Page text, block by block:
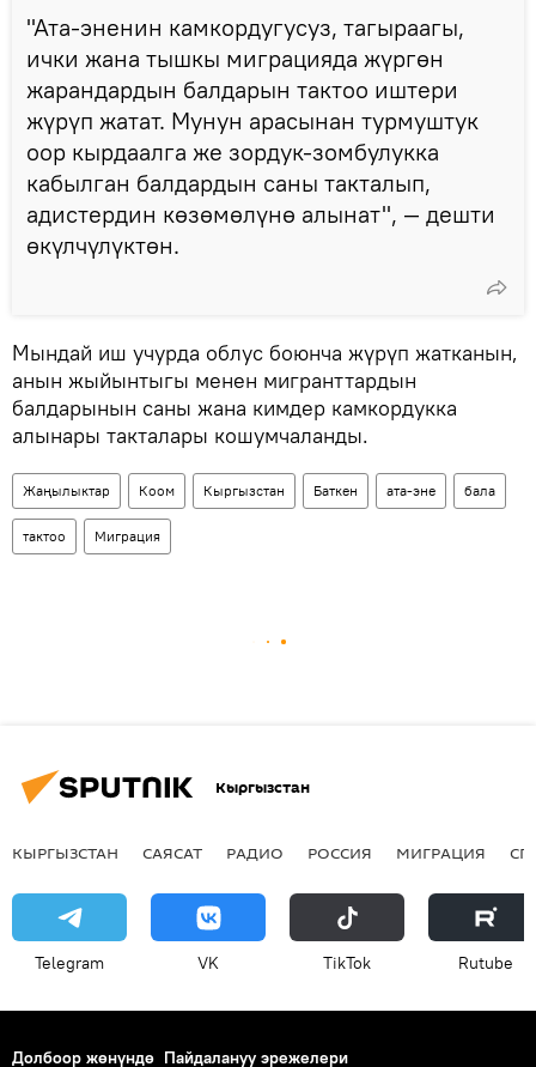
"Ата-эненин камкордугусуз, тагыраагы,
ички жана тышкы миграцияда жүргөн
жарандардын балдарын тактоо иштери
жүрүп жатат. Мунун арасынан турмуштук
оор кырдаалга же зордук-зомбулукка
кабылган балдардын саны такталып,
адистердин көзөмөлүнө алынат", — дешти
өкүлчүлүктөн.
Мындай иш учурда облус боюнча жүрүп жатканын,
анын жыйынтыгы менен мигранттардын
балдарынын саны жана кимдер камкордукка
алынары такталары кошумчаланды.
Жаңылыктар Коом Кыргызстан Баткен ата-эне бала
тактоо Миграция
Кыргызстан
КЫРГЫЗСТАН САЯСАТ РАДИО РОССИЯ МИГРАЦИЯ
Telegram VK ТikТоk Rutube
Долбоор жөнүндө Пайдалануу эрежелери